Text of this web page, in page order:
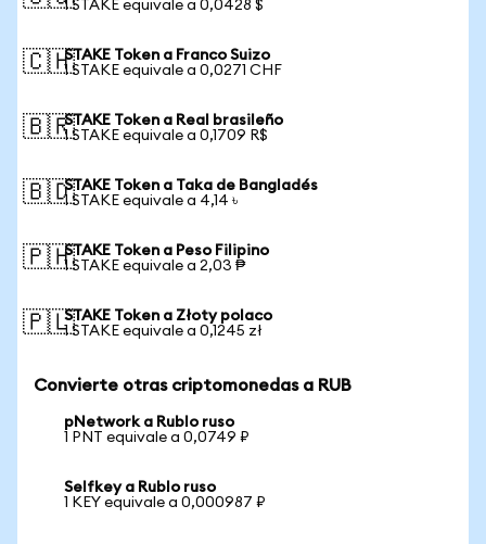
1 STAKE equivale a 0,0428 $
🇨🇭STAKE Token a Franco Suizo
1 STAKE equivale a 0,0271 CHF
🇧🇷STAKE Token a Real brasileño
1 STAKE equivale a 0,1709 R$
🇧🇩STAKE Token a Taka de Bangladés
1 STAKE equivale a 4,14 ৳
🇵🇭STAKE Token a Peso Filipino
1 STAKE equivale a 2,03 ₱
🇵🇱STAKE Token a Złoty polaco
1 STAKE equivale a 0,1245 zł
Convierte otras criptomonedas a RUB
pNetwork a Rublo ruso
1 PNT equivale a 0,0749 ₽
Selfkey a Rublo ruso
1 KEY equivale a 0,000987 ₽